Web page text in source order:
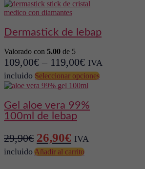
dermastick de lebap
Valorado con 5.00 de 5
109,00€ – 119,00€ IVA
incluido Seleccionar opcionesEste
producto
gel aloe vera 99%
100ml de lebap
29,90€ El
precio
26,90€ El
precio
IVA
incluido Añadir al carrito